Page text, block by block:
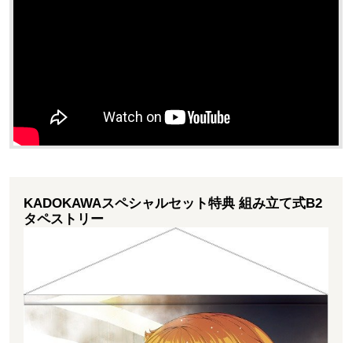
KADOKAWAスペシャルセット特典 組み立て式B2
タペストリー